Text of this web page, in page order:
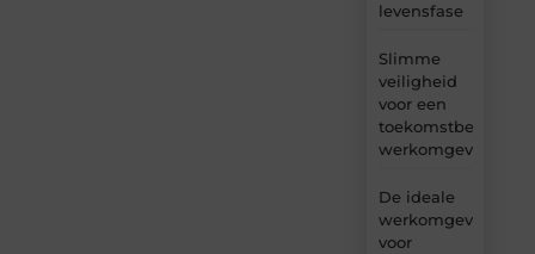
levensfase
Slimme
veiligheid
voor een
werkomgeving
De ideale
werkomgeving
voor